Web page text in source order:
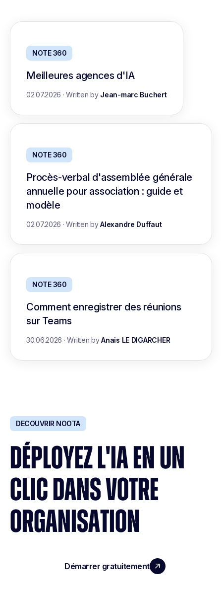
NOTE 360
Meilleures agences d'IA
02.07.2026 ·Written by Jean-marc Buchert
NOTE 360
Procès-verbal d'assemblée générale
annuelle pour association : guide et
modèle
02.07.2026 ·Written byAlexandre Duffaut
NOTE 360
Comment enregistrer des réunions
sur Teams
30.06.2026 ·Written byAnais LE DIGARCHER
DECOUVRIR NOOTA
DÉPLOYEZ L'IA EN UN
CLIC DANS VOTRE
ORGANISATION
Démarrer gratuitement